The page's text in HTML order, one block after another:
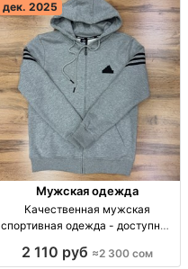
дек. 2025
Мужская одежда
Качественная мужская
спортивная одежда - доступные
Стильная мужская спортодежда,
2 110 руб ≈2 300 сом